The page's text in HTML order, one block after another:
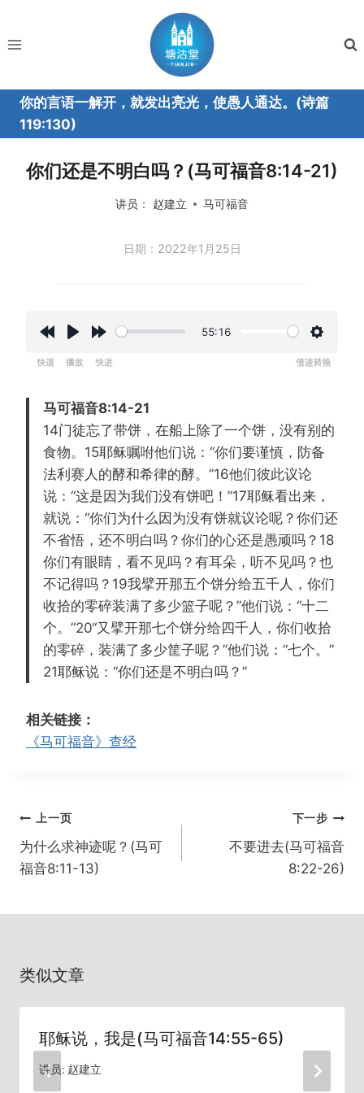
内
你的言语一解开，就发出亮光，使愚人通达。(诗篇
119:130)
你们还是不明白吗？(马可福音8:14-21)
讲员： 赵建立 马可福音
日期：2022年1月25日
d
1
5
s
y
w
a
r
d
1
5
s
55:16
马可福音8:14-21
14门徒忘了带饼，在船上除了一个饼，没有别的
食物。15耶稣嘱咐他们说：“你们要谨慎，防备
法利赛人的酵和希律的酵。”16他们彼此议论
说：“这是因为我们没有饼吧！”17耶稣看出来，
就说：“你们为什么因为没有饼就议论呢？你们还
不省悟，还不明白吗？你们的心还是愚顽吗？18
你们有眼睛，看不见吗？有耳朵，听不见吗？也
不记得吗？19我擘开那五个饼分给五千人，你们
收拾的零碎装满了多少篮子呢？”他们说：“十二
个。”20“又擘开那七个饼分给四千人，你们收拾
的零碎，装满了多少筐子呢？”他们说：“七个。”
21耶稣说：“你们还是不明白吗？”
相关链接：
《马可福音》查经
文
章
导
上一页
为什么求神迹呢？(马可
福音8:11-13)
下一步
不要进去(马可福音
8:22-26)
类似文章
耶稣说，我是(马可福音14:55-65)
讲员: 赵建立